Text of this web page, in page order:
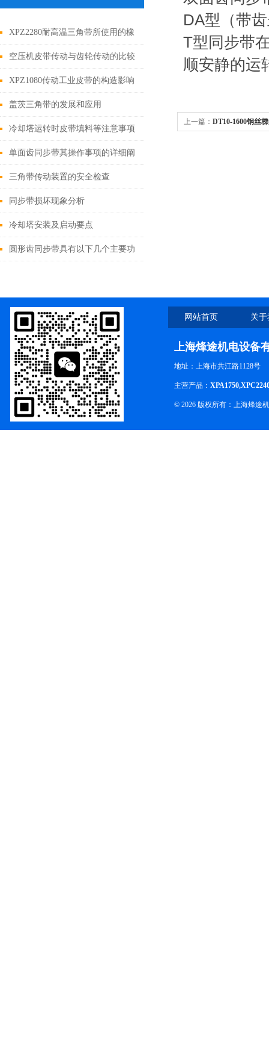
XPZ2280耐高温三角带所使用的橡
胶分类
空压机皮带传动与齿轮传动的比较
XPZ1080传动工业皮带的构造影响
着产品的质量
盖茨三角带的发展和应用
冷却塔运转时皮带填料等注意事项
单面齿同步带其操作事项的详细阐
述
三角带传动装置的安全检查
同步带损坏现象分析
冷却塔安装及启动要点
圆形齿同步带具有以下几个主要功
DA型（带
T型同步带
顺安静的运
上一篇： DT10-1600钢丝
网站首页 关
上海烽途机电设备
地址：上海市共江路1128号
主营产品：
© 2026 版权所有：上海烽途